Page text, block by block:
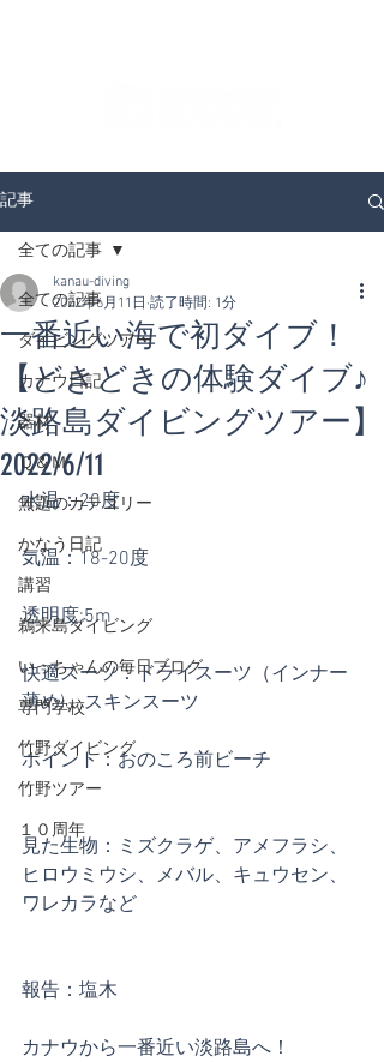
記事
全ての記事
ダイビングツアー
カナウ日記
器材
Ｑ＆Ｍ
無題のカテゴリー
かなう日記
講習
鵜来島ダイビング
いっちゃんの毎日ブログ
専門学校
竹野ダイビング
竹野ツアー
１０周年
全ての記事
一番近い海で初ダイブ！
【どきどきの体験ダイブ♪
淡路島ダイビングツアー】
2022/6/11
kanau-diving
2022年6月11日 読了時間: 1分
水温：20度
気温：18-20度
透明度:5m
快適スーツ：ドライスーツ（インナー
薄め)、スキンスーツ
ポイント：おのころ前ビーチ
見た生物：ミズクラゲ、アメフラシ、
ヒロウミウシ、メバル、キュウセン、
ワレカラなど
報告：塩木
カナウから一番近い淡路島へ！